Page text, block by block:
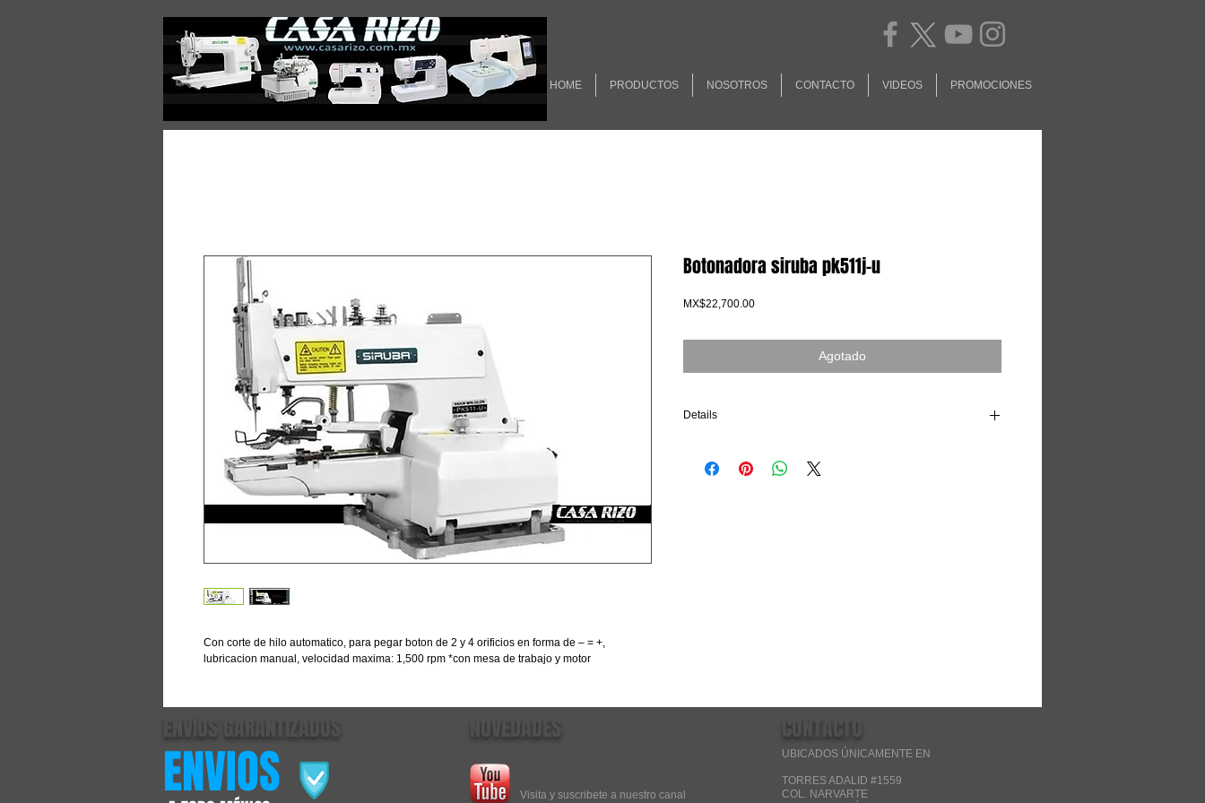
HOME PRODUCTOS NOSOTROS CONTACTO VIDEOS PROMOCIONES
Con corte de hilo automatico, para pegar boton de 2 y 4 orificios en forma de – = +,
lubricacion manual, velocidad maxima: 1,500 rpm *con mesa de trabajo y motor
Botonadora siruba pk511j-u
MX$22,700.00Precio
Agotado
Details
*marcas y modelos sujetos a existencias
ENVÍOS GARANTIZADOS NOVEDADES CONTACTO
ENVIOS Visita y suscribete a nuestro canal
UBICADOS ÚNICAMENTE EN
TORRES ADALID #1559
COL. NARVARTE